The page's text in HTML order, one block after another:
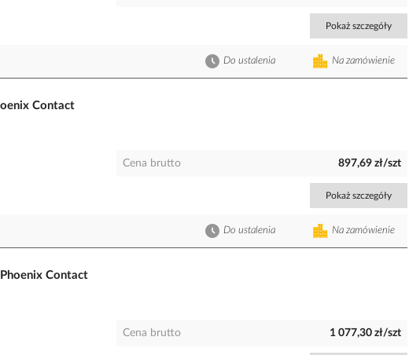
Pokaż szczegóły
Na zamówienie
Do ustalenia
Contact
Cena brutto 897,69 zł/szt
Pokaż szczegóły
Na zamówienie
Do ustalenia
Contact
Cena brutto 1 077,30 zł/szt